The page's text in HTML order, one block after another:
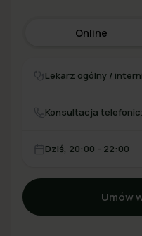
Online
Lekarz ogólny /
Konsultacja
Dziś, 20:00 - 22:00
Umów